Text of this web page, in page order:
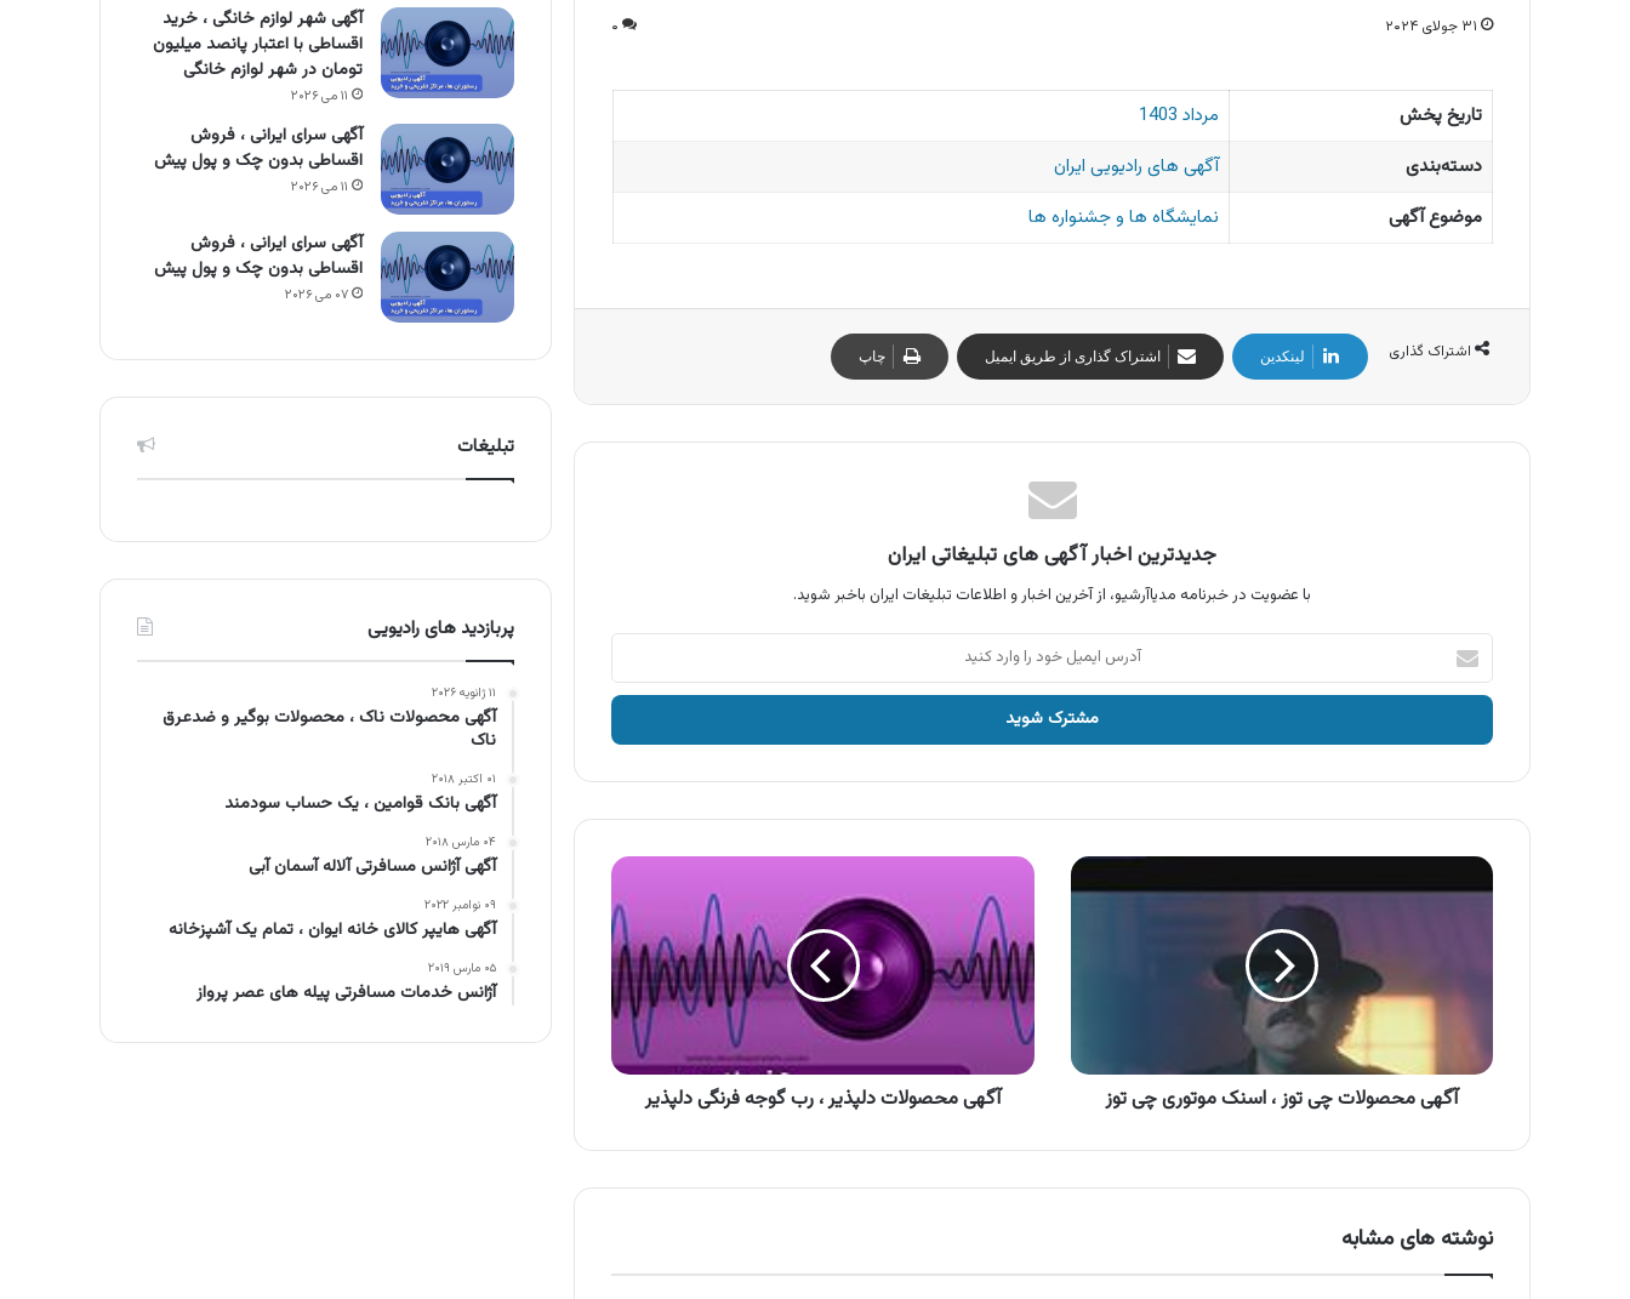
۳۱ جولای ۲۰۲۴ ۰
تاریخ پخش
مرداد 1403
دسته‌بندی
آگهی های رادیویی ایران
موضوع آگهی
نمایشگاه ها و جشنواره ها
اشتراک گذاری لینکدین اشتراک گذاری از طریق ایمیل چاپ
جدیدترین اخبار آگهی های تبلیغاتی ایران
با عضویت در خبرنامه مدیاآرشیو، از آخرین اخبار و اطلاعات تبلیغات ایران باخبر شوید.
آدرس
ایمیل
خود
وارد
آگهی
محصولات
اسنک
توز
آگهی محصولات چی توز ، اسنک موتوری چی توز
آگهی
محصولات
دلپذیر
،
رب
گوجه
فرنگی
دلپذیر
آگهی محصولات دلپذیر ، رب گوجه فرنگی دلپذیر
نوشته های مشابه
آگهی شهر لوازم خانگی ، خرید
اقساطی با اعتبار پانصد میلیون
تومان در شهر لوازم خانگی
۱۱ می ۲۰۲۶
آگهی سرای ایرانی ، فروش
اقساطی بدون چک و پول پیش
۱۱ می ۲۰۲۶
آگهی سرای ایرانی ، فروش
اقساطی بدون چک و پول پیش
۰۷ می ۲۰۲۶
تبلیغات
پربازدید های رادیویی
۱۱ ژانویه ۲۰۲۶
آگهی محصولات ناک ، محصولات بوگیر و ضدعرق
ناک
۰۱ اکتبر ۲۰۱۸
آگهی بانک قوامین ، یک حساب سودمند
۰۴ مارس ۲۰۱۸
آگهی آژانس مسافرتی آلاله آسمان آبی
۰۹ نوامبر ۲۰۲۲
آگهی هایپر کالای خانه ایوان ، تمام یک آشپزخانه
۰۵ مارس ۲۰۱۹
آژانس خدمات مسافرتی پیله های عصر پرواز